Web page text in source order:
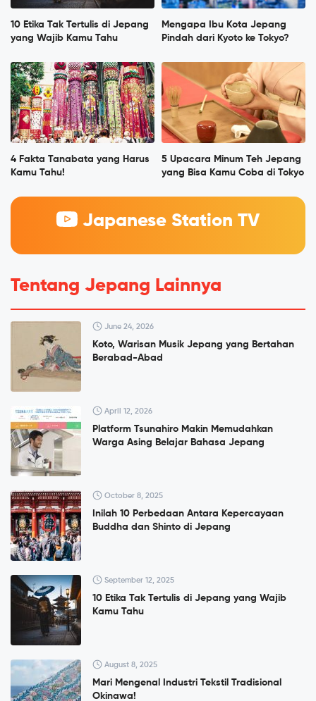
10 Etika Tak Tertulis di Jepang
yang Wajib Kamu Tahu
Mengapa Ibu Kota Jepang
Pindah dari Kyoto ke Tokyo?
4 Fakta Tanabata yang Harus
Kamu Tahu!
5 Upacara Minum Teh Jepang
yang Bisa Kamu Coba di Tokyo
Japanese Station TV
Tentang Jepang Lainnya
June 24, 2026
Koto, Warisan Musik Jepang yang Bertahan
Berabad-Abad
April 12, 2026
Platform Tsunahiro Makin Memudahkan
Warga Asing Belajar Bahasa Jepang
October 8, 2025
Inilah 10 Perbedaan Antara Kepercayaan
Buddha dan Shinto di Jepang
September 12, 2025
10 Etika Tak Tertulis di Jepang yang Wajib
Kamu Tahu
August 8, 2025
Mari Mengenal Industri Tekstil Tradisional
Okinawa!